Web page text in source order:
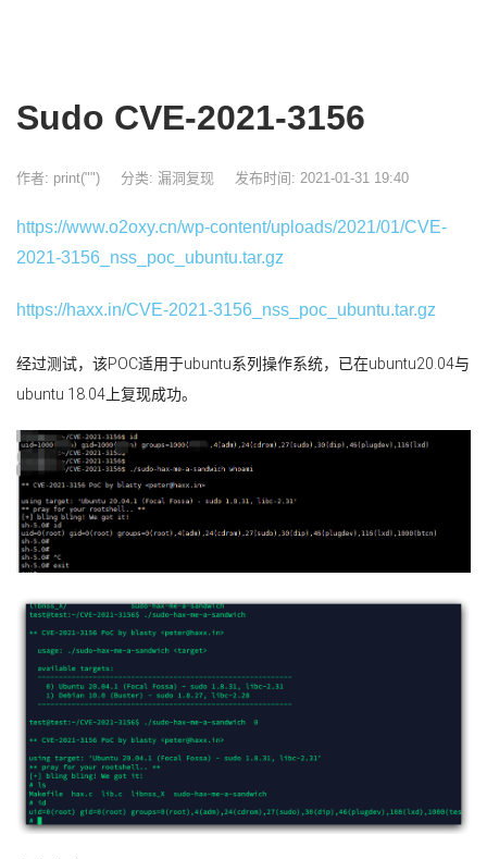
Sudo CVE-2021-3156
作者: print("") 分类: 漏洞复现 发布时间: 2021-01-31 19:40
https://www.o2oxy.cn/wp-content/uploads/2021/01/CVE-
2021-3156_nss_poc_ubuntu.tar.gz
https://haxx.in/CVE-2021-3156_nss_poc_ubuntu.tar.gz
经过测试，该POC适用于ubuntu系列操作系统，已在ubuntu20.04与
ubuntu 18.04上复现成功。